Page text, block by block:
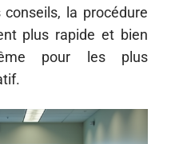
la procédure
plus rapide et bien
pour les plus